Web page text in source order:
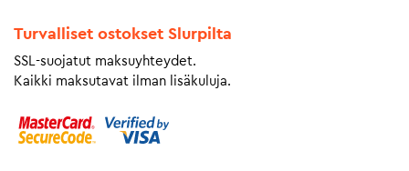
Turvalliset ostokset Slurpilta
SSL-suojatut maksuyhteydet.
Kaikki maksutavat ilman lisäkuluja.